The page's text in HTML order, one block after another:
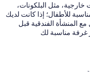
مثل البلكونات،
للأطفال؛ إذا كانت لديك
المنشأة الفندقية قبل
غرفة مناسبة لك